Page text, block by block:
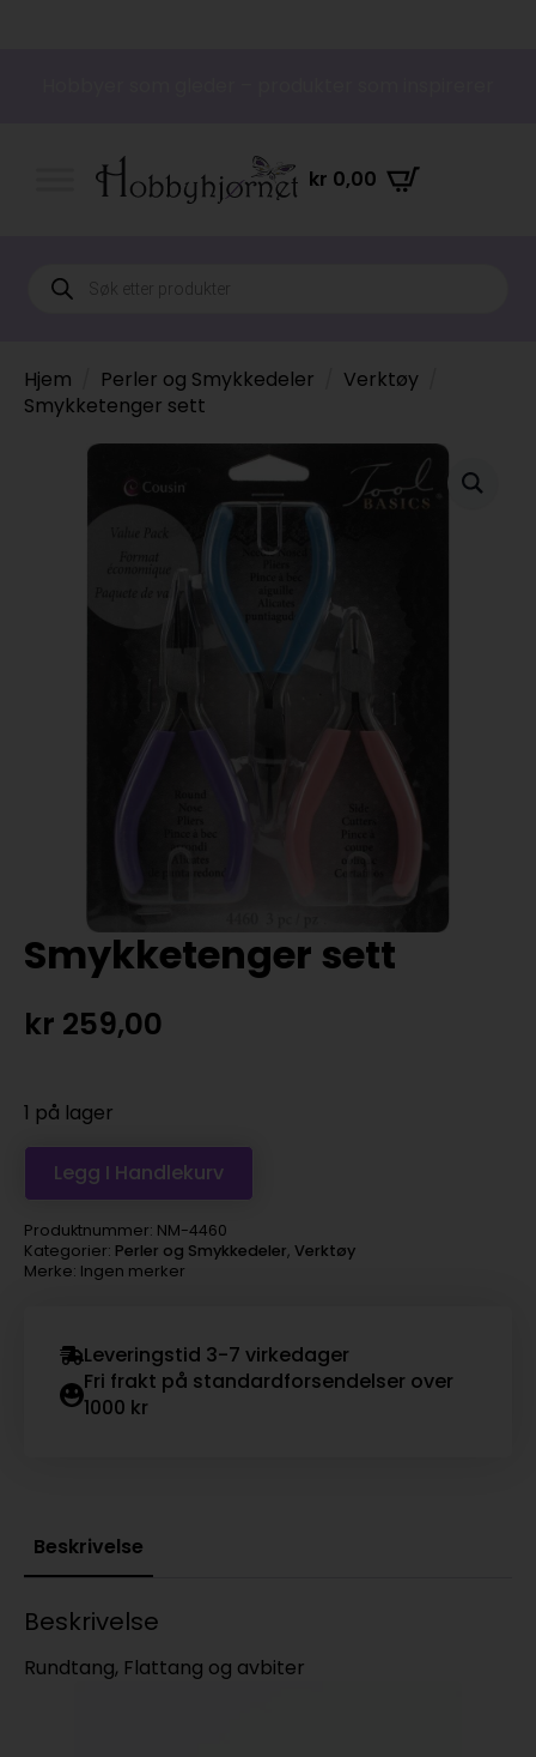
kr 0,00
Products
search
Hjem Perler og Smykkedeler
Verktøy
Smykketenger sett
Smykketenger sett
kr 259,00
1 på lager
Legg I Handlekurv
Produktnummer: NM-4460
Kategorier: Perler og Smykkedeler, Verktøy
Merke: Ingen merker
Leveringstid 3-7 virkedager
Fri frakt på standardforsendelser over
1000 kr
Beskrivelse
Beskrivelse
Rundtang, Flattang og avbiter